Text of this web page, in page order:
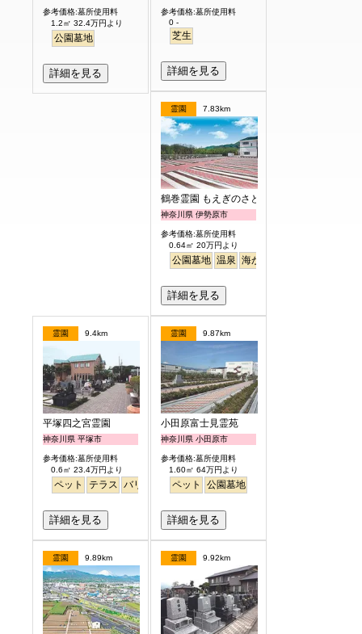
参考価格:墓所使用料
1.2㎡ 32.4万円より
公園墓地
詳細を見る
参考価格:墓所使用料
0 -
芝生
詳細を見る
霊園 7.83km
鶴巻霊園 もえぎのさと
神奈川県 伊勢原市
参考価格:墓所使用料
0.64㎡ 20万円より
公園墓地 温泉 海がみえる
詳細を見る
霊園 9.4km
平塚四之宮霊園
神奈川県 平塚市
参考価格:墓所使用料
0.6㎡ 23.4万円より
ペット テラス バリアフリー 明るい
詳細を見る
霊園 9.87km
小田原富士見霊苑
神奈川県 小田原市
参考価格:墓所使用料
1.60㎡ 64万円より
ペット 公園墓地
詳細を見る
霊園 9.89km 霊園 9.92km